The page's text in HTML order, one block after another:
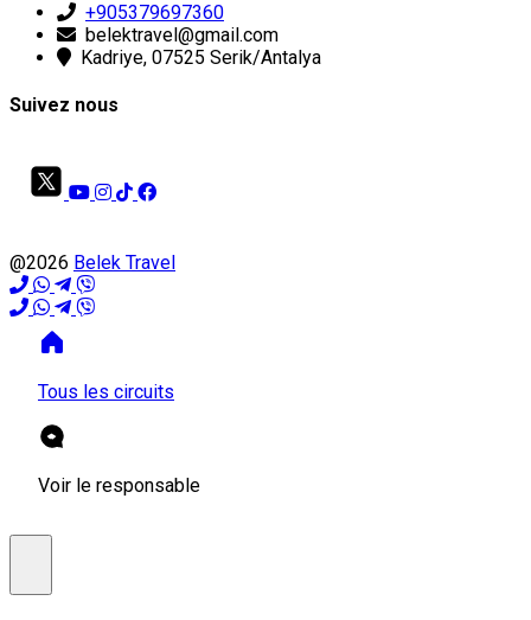
+905379697360
belektravel@gmail.com
Kadriye, 07525 Serik/Antalya
Suivez nous
@2026 Belek Travel
Tous les circuits
Voir le responsable